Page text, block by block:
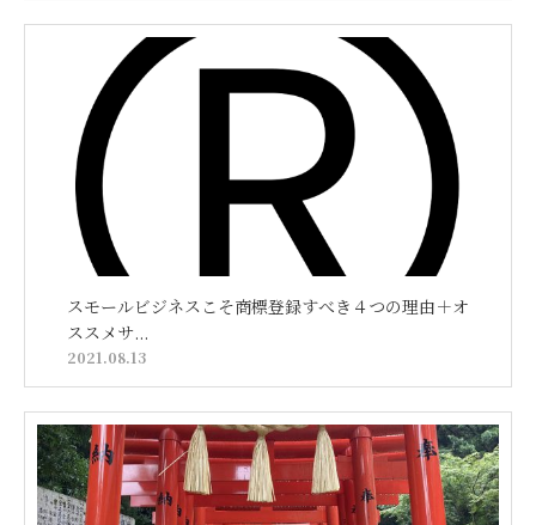
スモールビジネスこそ商標登録すべき４つの理由＋オ
ススメサ...
2021.08.13